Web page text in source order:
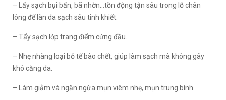
– Lấy sạch bụi bẩn, bã nhờn…tồn động tận sâu trong lỗ chân
lông để làn da sạch sâu tinh khiết.
– Tẩy sạch lớp trang điểm cứng đầu.
– Nhẹ nhàng loại bỏ tế bào chết, giúp làm sạch mà không gây
khô căng da.
– Làm giảm và ngăn ngừa mụn viêm nhẹ, mụn trung bình.